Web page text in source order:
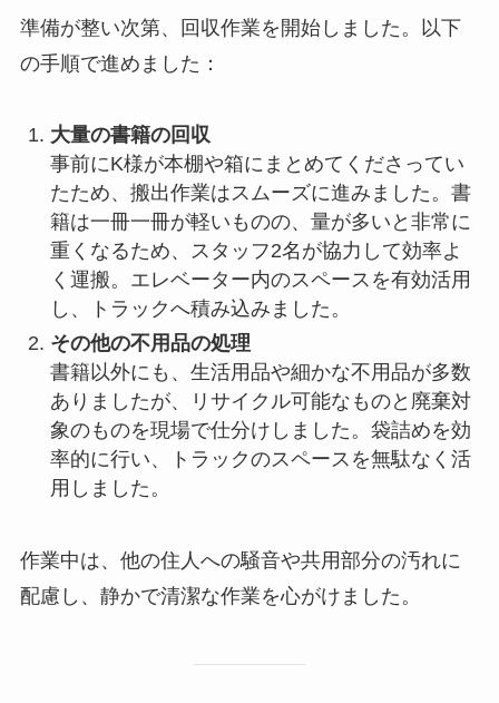
準備が整い次第、回収作業を開始しました。以下
の手順で進めました：
大量の書籍の回収
事前にK様が本棚や箱にまとめてくださってい
たため、搬出作業はスムーズに進みました。書
籍は一冊一冊が軽いものの、量が多いと非常に
重くなるため、スタッフ2名が協力して効率よ
く運搬。エレベーター内のスペースを有効活用
し、トラックへ積み込みました。
その他の不用品の処理
書籍以外にも、生活用品や細かな不用品が多数
ありましたが、リサイクル可能なものと廃棄対
象のものを現場で仕分けしました。袋詰めを効
率的に行い、トラックのスペースを無駄なく活
用しました。
作業中は、他の住人への騒音や共用部分の汚れに
配慮し、静かで清潔な作業を心がけました。